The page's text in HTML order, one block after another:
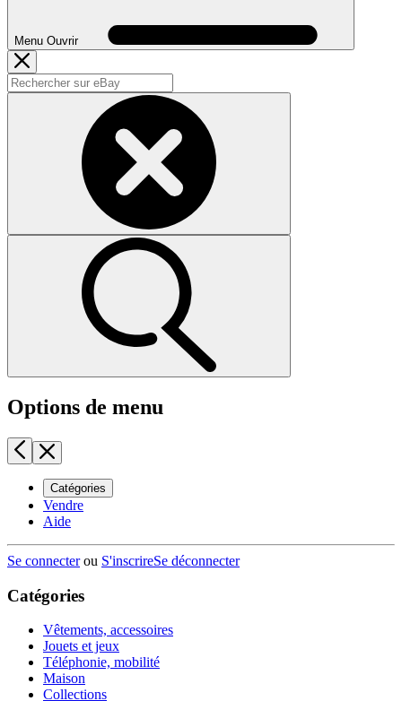
Menu Ouvrir
Options de menu
Catégories
Vendre
Aide
Se connecterou S'inscrireSe déconnecter
Catégories
Vêtements, accessoires
Jouets et jeux
Téléphonie, mobilité
Maison
Collections